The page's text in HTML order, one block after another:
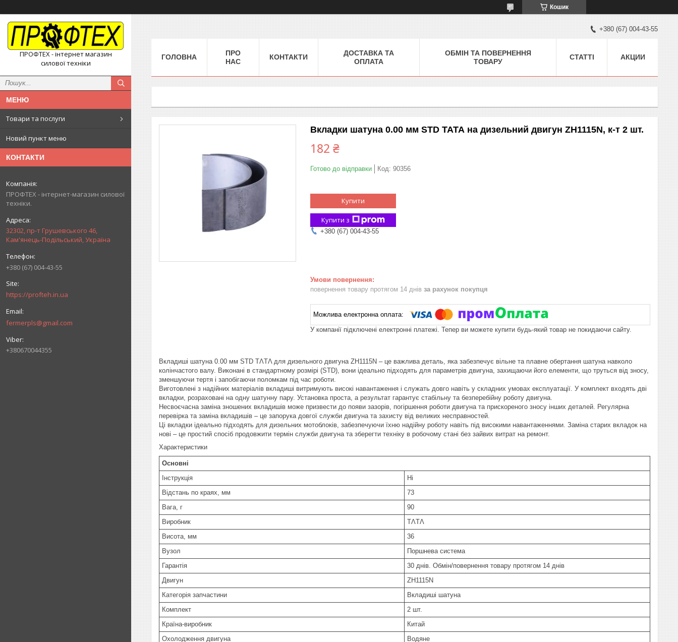
Кошик
ПРОФТЕХ - інтернет магазин
силової техніки
Товари та послуги
Новий пункт меню
КОНТАКТИ
ПРОФТЕХ - інтернет-магазин силової
техніки.
32302, пр-т Грушевського 46,
Кам'янець-Подільський, Україна
+380 (67) 004-43-55
https://profteh.in.ua
fermerpls@gmail.com
+380670044355
+380 (67) 004-43-55
ГОЛОВНА
ПРО
НАС
КОНТАКТИ
ДОСТАВКА ТА
ОПЛАТА
ОБМІН ТА ПОВЕРНЕННЯ
ТОВАРУ
СТАТТІ АКЦИИ
Вкладки шатуна 0.00 мм STD ТАТА на дизельний двигун ZH1115N, к-т 2 шт.
182 ₴
Готово до відправки Код: 90356
Купити
Купити з
+380 (67) 004-43-55
повернення товару протягом 14 днів за рахунок покупця
У компанії підключені електронні платежі. Тепер ви можете купити будь-який товар не покидаючи сайту.
Вкладиші шатуна 0.00 мм STD TΛTΛ для дизельного двигуна ZH1115N – це важлива деталь, яка забезпечує вільне та плавне обертання шатуна навколо
колінчастого валу. Виконані в стандартному розмірі (STD), вони ідеально підходять для параметрів двигуна, захищаючи його елементи, що труться від зносу,
зменшуючи тертя і запобігаючи поломкам під час роботи.
Виготовлені з надійних матеріалів вкладиші витримують високі навантаження і служать довго навіть у складних умовах експлуатації. У комплект входять дві
вкладки, розраховані на одну шатунну пару. Установка проста, а результат гарантує стабільну та безперебійну роботу двигуна.
Несвоєчасна заміна зношених вкладишів може призвести до появи зазорів, погіршення роботи двигуна та прискореного зносу інших деталей. Регулярна
перевірка та заміна вкладишів – це запорука довгої служби двигуна та захисту від великих несправностей.
Ці вкладки ідеально підходять для дизельних мотоблоків, забезпечуючи їхню надійну роботу навіть під високими навантаженнями. Заміна старих вкладок на
нові – це простий спосіб продовжити термін служби двигуна та зберегти техніку в робочому стані без зайвих витрат на ремонт.
Характеристики
Основні
Інструкція
Ні
Відстань по краях, мм
73
Вага, г
90
Виробник
TΛTΛ
Висота, мм
36
Вузол
Поршнева система
Гарантія
30 днів. Обмін/повернення товару протягом 14 днів
Двигун
ZH1115N
Категорія запчастини
Вкладиші шатуна
Комплект
2 шт.
Країна-виробник
Китай
Охолодження двигуна
Водяне